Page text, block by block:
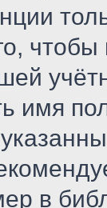
чтобы
имя
в